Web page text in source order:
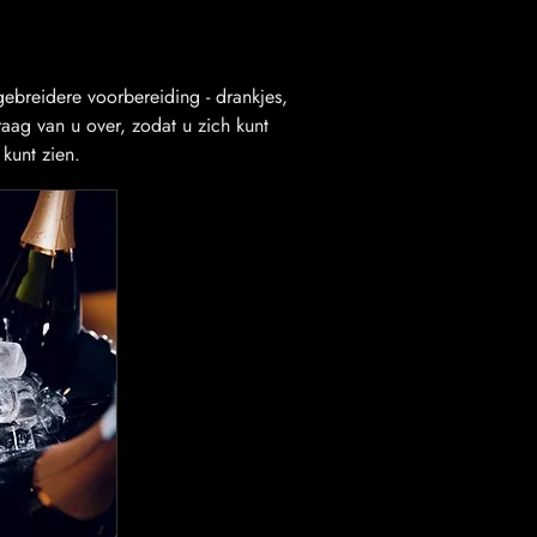
voorbereiding - drankjes,
van u over, zodat u zich kunt
zien.